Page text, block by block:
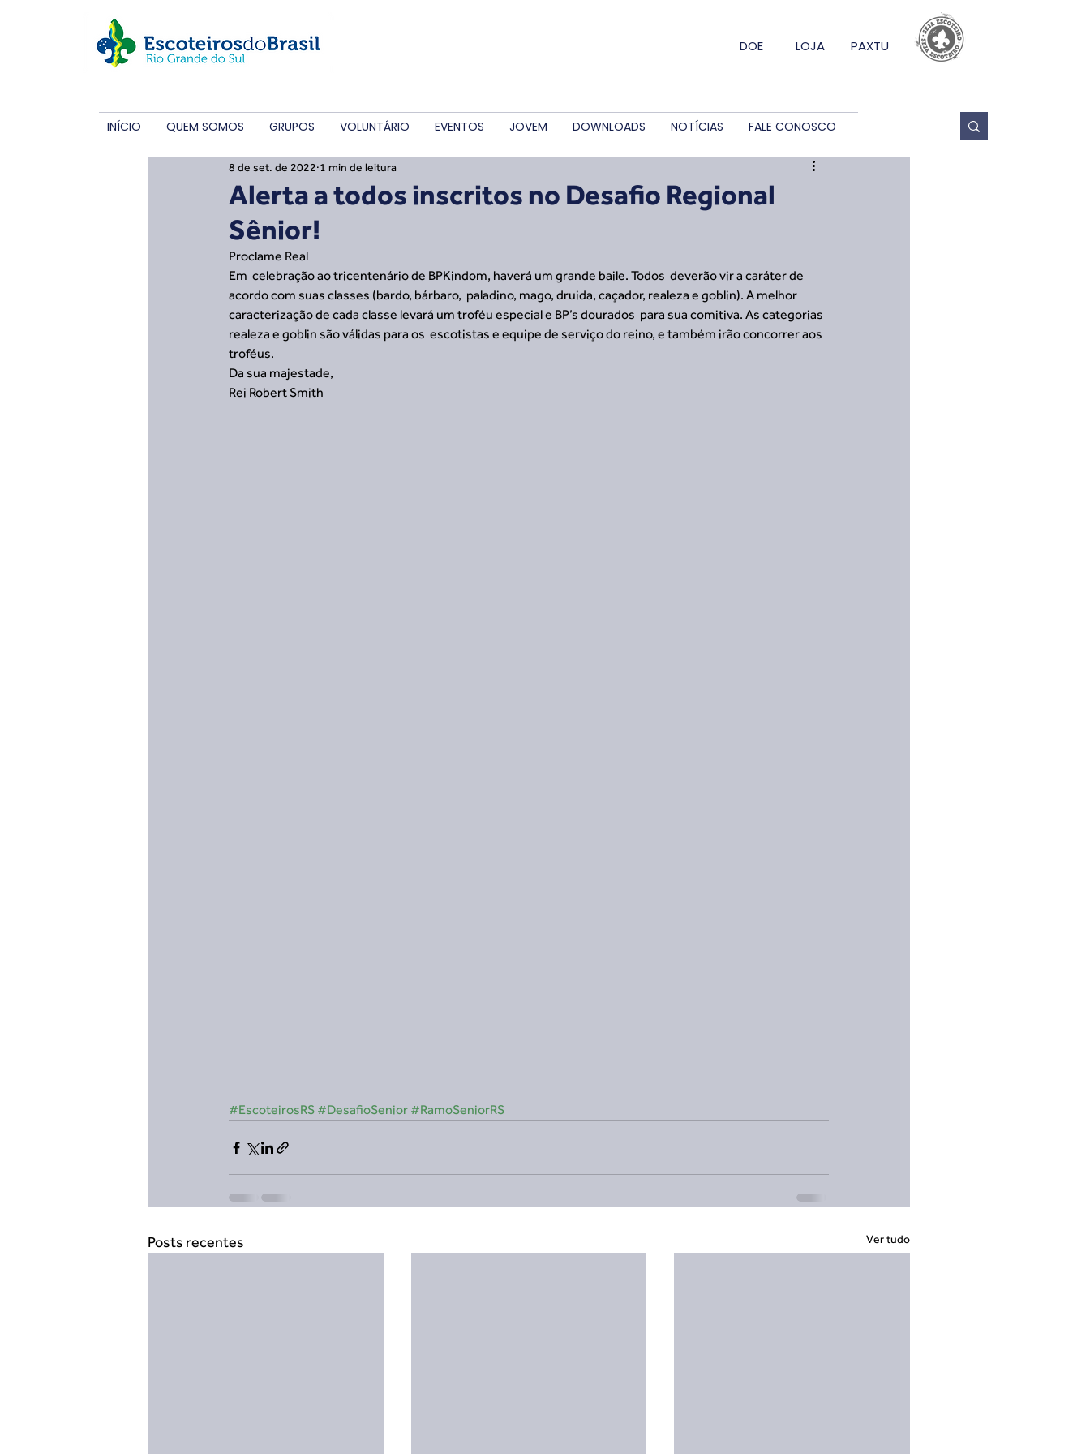
DOE LOJA PAXTU
INÍCIO QUEM SOMOS GRUPOS VOLUNTÁRIO EVENTOS JOVEM DOWNLOADS NOTÍCIAS FALE CONOSCO
Alerta a todos inscritos no Desafio Regional
Sênior!
8 de set. de 2022 1 min de leitura
Proclame Real
Em  celebração ao tricentenário de BPKindom, haverá um grande baile. Todos  deverão vir a caráter de
acordo com suas classes (bardo, bárbaro,  paladino, mago, druida, caçador, realeza e goblin). A melhor
caracterização de cada classe levará um troféu especial e BP’s dourados  para sua comitiva. As categorias
realeza e goblin são válidas para os  escotistas e equipe de serviço do reino, e também irão concorrer aos
troféus.
Da sua majestade,
Rei Robert Smith
#EscoteirosRS #DesafioSenior #RamoSeniorRS
Posts recentes Ver tudo